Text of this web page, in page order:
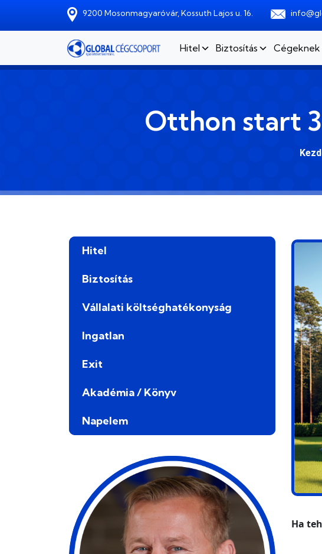
Skip to main content9200 Mosonmagyaróvár, Kossuth Lajos u. 16.
Hitel Biztosítás Cégeknek
Otthon start
Hitel
Biztosítás
Vállalati költséghatékonyság
Ingatlan
Exit
Akadémia / Könyv
Napelem
Ha